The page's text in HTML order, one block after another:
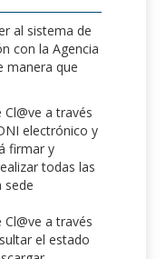
al sistema de
con la Agencia
manera que
a través
electrónico y
firmar y
todas las
sede
a través
el estado